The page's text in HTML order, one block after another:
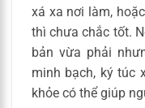
xá xa nơi làm,
thì chưa chắc tốt.
bản vừa phải
minh bạch, ký túc
khỏe có thể giúp